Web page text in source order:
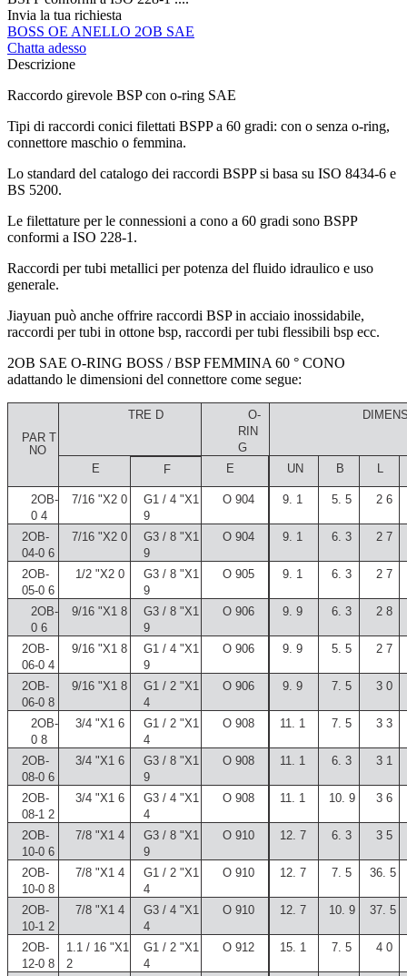
Invia la tua richiesta
BOSS OE ANELLO 2OB SAE
Chatta adesso
Descrizione
Raccordo girevole BSP con o-ring SAE
Tipi di raccordi conici filettati BSPP a 60 gradi: con o senza o-ring,
connettore maschio o femmina.
Lo standard del catalogo dei raccordi BSPP si basa su ISO 8434-6 e
BS 5200.
Le filettature per le connessioni a cono a 60 gradi sono BSPP
conformi a ISO 228-1.
Raccordi per tubi metallici per potenza del fluido idraulico e uso
generale.
Jiayuan può anche offrire raccordi BSP in acciaio inossidabile,
raccordi per tubi in ottone bsp, raccordi per tubi flessibili bsp ecc.
2OB SAE O-RING BOSS / BSP FEMMINA 60 ° CONO
adattando le dimensioni del connettore come segue:
PAR T
NO
TRE D
O-
RIN
G
E F E UN B
2OB-
0 4
7/16 "X2 0
G1 / 4 "X1
9
O 904 9. 1 5. 5 2 6
2OB-
04-0 6
7/16 "X2 0
G3 / 8 "X1
9
O 904 9. 1 6. 3 2 7
2OB-
05-0 6
1/2 "X2 0
G3 / 8 "X1
9
O 905 9. 1 6. 3 2 7
2OB-
0 6
9/16 "X1 8
G3 / 8 "X1
9
O 906 9. 9 6. 3 2 8
2OB-
06-0 4
9/16 "X1 8
G1 / 4 "X1
9
O 906 9. 9 5. 5 2 7
2OB-
06-0 8
9/16 "X1 8
G1 / 2 "X1
4
O 906 9. 9 7. 5 3 0
2OB-
0 8
3/4 "X1 6
G1 / 2 "X1
4
O 908 11. 1 7. 5 3 3
2OB-
08-0 6
3/4 "X1 6
G3 / 8 "X1
9
O 908 11. 1 6. 3 3 1
2OB-
08-1 2
3/4 "X1 6
G3 / 4 "X1
4
O 908 11. 1 10. 9 3 6
2OB-
10-0 6
7/8 "X1 4
G3 / 8 "X1
9
O 910 12. 7 6. 3 3 5
2OB-
10-0 8
7/8 "X1 4
G1 / 2 "X1
4
O 910 12. 7 7. 5 36. 5
2OB-
10-1 2
7/8 "X1 4
G3 / 4 "X1
4
O 910 12. 7 10. 9 37. 5
2OB-
12-0 8
1.1 / 16 "X1
2
G1 / 2 "X1
4
O 912 15. 1 7. 5 4 0